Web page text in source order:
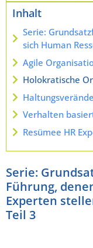
Inhalt
Serie:
sich Human
Agile
Holokratische
Verhalten
Resümee HR
Serie:
Führung,
Experten
Teil 3